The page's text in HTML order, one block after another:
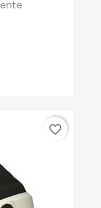
favorite_border